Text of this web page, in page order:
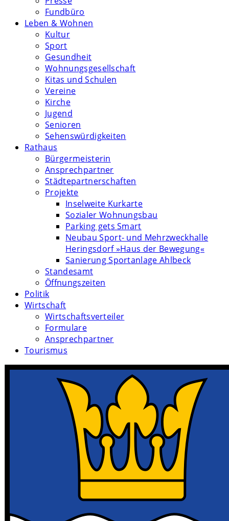
Fundbüro
Leben & Wohnen
Kultur
Sport
Gesundheit
Wohnungsgesellschaft
Kitas und Schulen
Vereine
Kirche
Jugend
Senioren
Sehenswürdigkeiten
Rathaus
Bürgermeisterin
Ansprechpartner
Städtepartnerschaften
Projekte
Inselweite Kurkarte
Sozialer Wohnungsbau
Parking gets Smart
Neubau Sport- und Mehrzweckhalle
Heringsdorf »Haus der Bewegung«
Sanierung Sportanlage Ahlbeck
Standesamt
Öffnungszeiten
Politik
Wirtschaft
Wirtschaftsverteiler
Formulare
Ansprechpartner
Tourismus